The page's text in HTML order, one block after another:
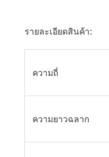
รายละเอียดสินค้า:
ความถี่
ความยาวฉลาก